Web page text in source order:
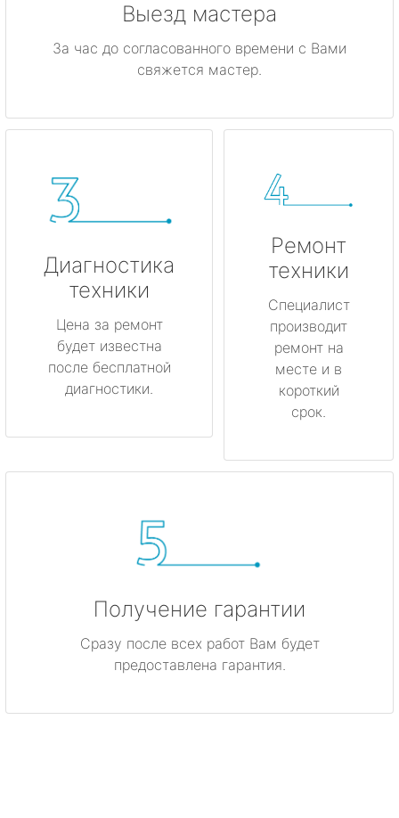
Выезд мастера
За час до согласованного времени с Вами
свяжется мастер.
Диагностика
техники
Цена за ремонт
будет известна
после бесплатной
диагностики.
Ремонт
техники
Специалист
производит
ремонт на
месте и в
короткий
срок.
Получение гарантии
Сразу после всех работ Вам будет
предоставлена гарантия.